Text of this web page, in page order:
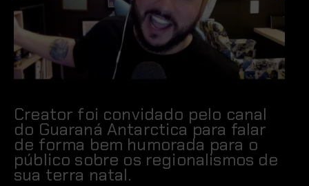
Creator foi convidado pelo canal
do Guaraná Antarctica para falar
de forma bem humorada para o
público sobre os regionalismos de
sua terra natal.